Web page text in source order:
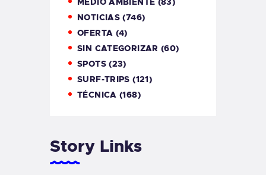
NOTICIAS (746)
OFERTA (4)
SIN CATEGORIZAR (60)
SPOTS(23)
SURF-TRIPS (121)
TÉCNICA (168)
Story Links